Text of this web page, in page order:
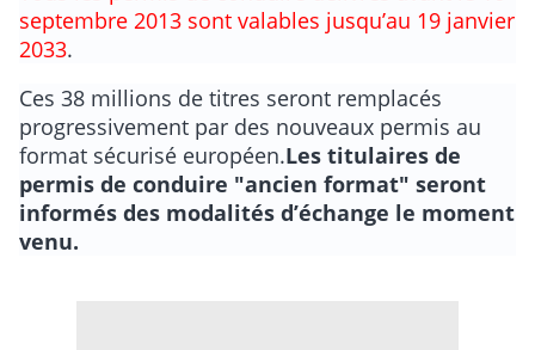
septembre 2013 sont valables jusqu’au 19 janvier
2033.
Ces 38 millions de titres seront remplacés
progressivement par des nouveaux permis au
format sécurisé européen.Les titulaires de
permis de conduire "ancien format" seront
informés des modalités d’échange le moment
venu.